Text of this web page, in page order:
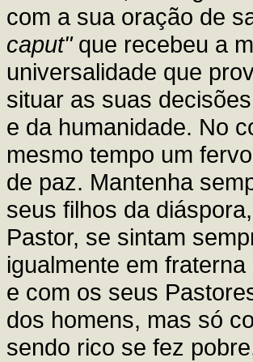
com a sua oração de
caput"que recebeu a
universalidade que
situar as suas
e da humanidade. No
mesmo tempo um
de paz. Mantenha
seus filhos da
Pastor, se sintam
igualmente em
e com os seus
dos homens, mas só
sendo rico se fez